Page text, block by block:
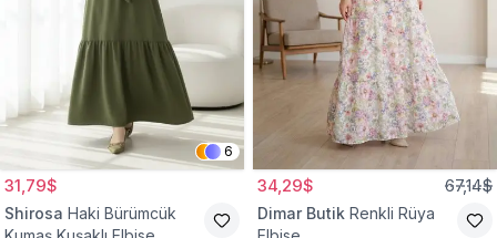
6
31,79$
Shirosa Haki Bürümcük
34,29$ 67,14$
Dimar Butik Renkli Rüya